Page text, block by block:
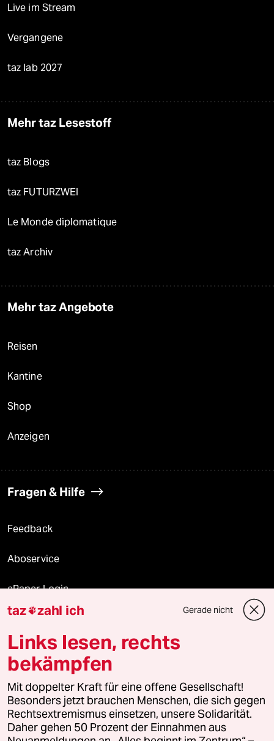
Live im Stream
Vergangene
taz lab 2027
Mehr taz Lesestoff
taz Blogs
taz FUTURZWEI
Le Monde diplomatique
taz Archiv
Mehr taz Angebote
Reisen
Kantine
Shop
Anzeigen
Fragen & Hilfe
Feedback
Aboservice
ePaper Login
Downloads für Abonnierende
© 2026 taz Verlags und Vertriebs GmbH
Alle Rechte vorbehalten. Bei rechtlichen Fragen oder für Genehmigungen
wenden Sie sich bitte an
lizenzen@taz.de
Feedback Redaktionsstatut Kommune-Richtlinien
taz zahl ich Gerade nicht
Links lesen, rechts
bekämpfen
Mit doppelter Kraft für eine offene Gesellschaft!
Besonders jetzt brauchen Menschen, die sich gegen
Rechtsextremismus einsetzen, unsere Solidarität.
Daher gehen 50 Prozent der Einnahmen aus